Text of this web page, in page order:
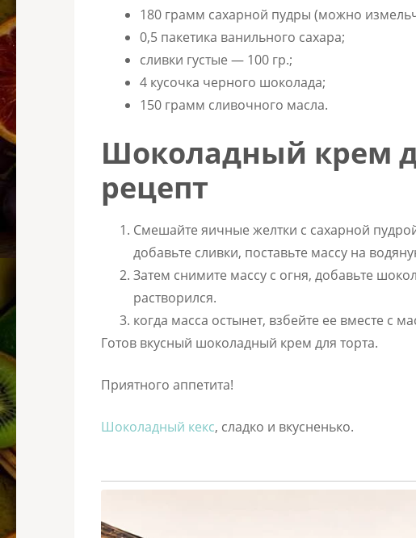
180 грамм сахарной пудры (можно
0,5 пакетика ванильного сахара;
сливки густые — 100 гр.;
4 кусочка черного шоколада;
150 грамм сливочного масла.
Шоколадный крем
рецепт
Смешайте яичные желтки с сахарной
добавьте сливки, поставьте массу на
Затем снимите массу с огня, добавьте
растворился.
когда масса остынет, взбейте ее вместе с
Готов вкусный шоколадный крем для торта.
Приятного аппетита!
Шоколадный кекс, сладко и вкусненько.